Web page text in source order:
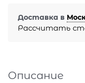
Доставка в
Рассчитать
Описание